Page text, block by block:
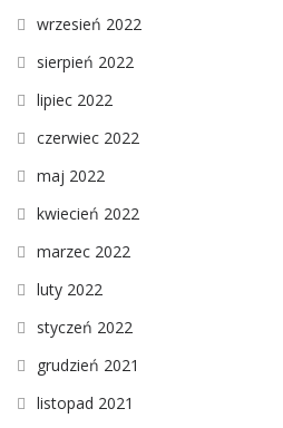
wrzesień 2022
sierpień 2022
lipiec 2022
czerwiec 2022
maj 2022
kwiecień 2022
marzec 2022
luty 2022
styczeń 2022
grudzień 2021
listopad 2021